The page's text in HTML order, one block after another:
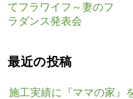
てフラワイフ～妻のフ
ラダンス発表会
最近の投稿
施工実績に『ママの家』